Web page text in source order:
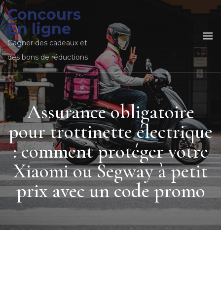
Concours
En ligne
Gagner des cadeaux et
des bons de réductions
Assurance obligatoire
pour trottinette électrique
: comment protéger votre
Xiaomi ou Segway à petit
prix avec un code promo